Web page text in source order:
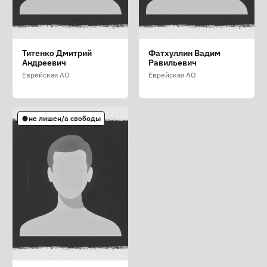
Крахмалёв Валентин
Олегович
Еврейская АО
Поляк Антон
Дмитриевич
Еврейская АО
Потаскуев Евгений
Сергеевич
Еврейская АО
не лишен/а свободы
Титенко Дмитрий
Андреевич
Еврейская АО
Фатхуллин Вадим
Равильевич
Еврейская АО